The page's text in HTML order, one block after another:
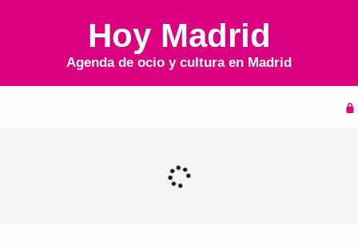
Hoy Madrid
Agenda de ocio y cultura en Madrid